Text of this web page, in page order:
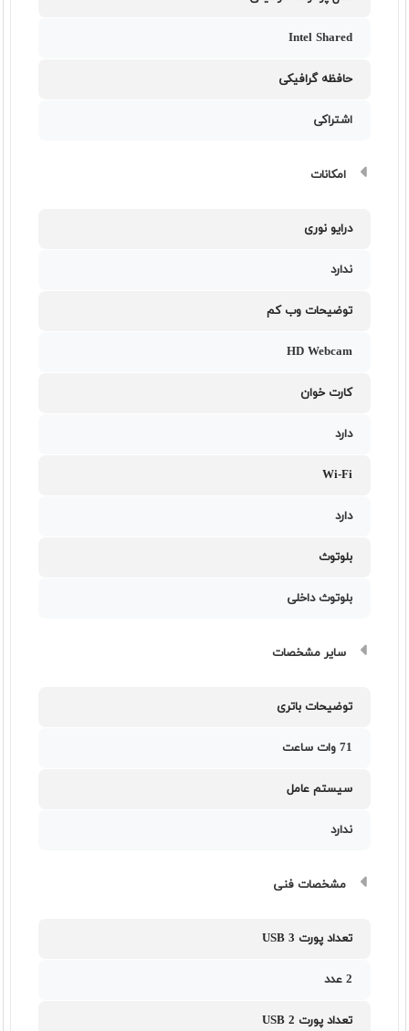
Intel Shared
حافظه گرافیکی
اشتراکی
امکانات
درایو نوری
ندارد
توضیحات وب کم
HD Webcam
کارت خوان
دارد
Wi-Fi
دارد
بلوتوث
بلوتوث داخلی
سایر مشخصات
توضیحات باتری
71 وات ساعت
سیستم عامل
ندارد
مشخصات فنی
تعداد پورت USB 3
2 عدد
تعداد پورت USB 2